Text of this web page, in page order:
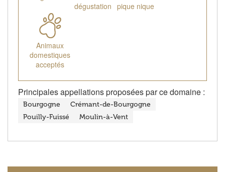
dégustation pique nique
Animaux
domestiques
acceptés
Principales appellations proposées par ce domaine :
Bourgogne
Crémant-de-Bourgogne
Pouilly-Fuissé
Moulin-à-Vent